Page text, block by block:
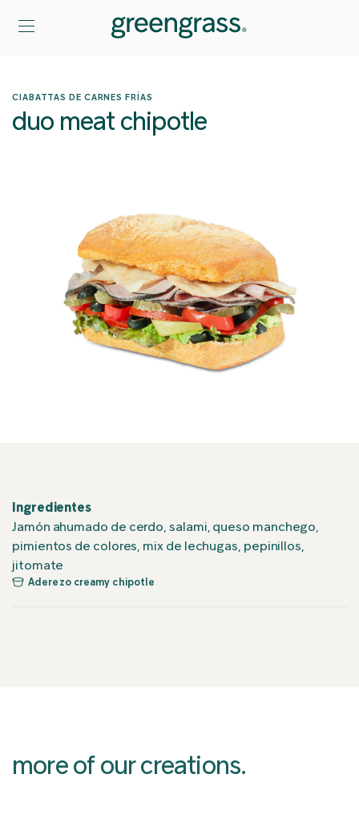
CIABATTAS DE CARNES FRÍAS
duo meat chipotle
Ingredientes
Jamón ahumado de cerdo, salami, queso manchego,
pimientos de colores, mix de lechugas, pepinillos,
jitomate
Aderezo creamy chipotle
more of our creations.